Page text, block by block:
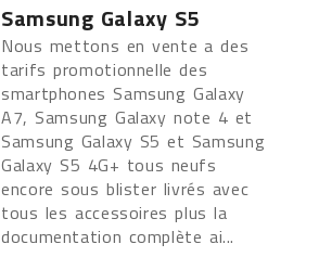
Samsung Galaxy S5
Nous mettons en vente a des
tarifs promotionnelle des
smartphones Samsung Galaxy
A7, Samsung Galaxy note 4 et
Samsung Galaxy S5 et Samsung
Galaxy S5 4G+ tous neufs
encore sous blister livrés avec
tous les accessoires plus la
documentation complète ai...